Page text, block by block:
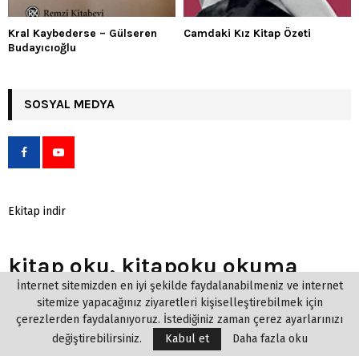
Kral Kaybederse – Gülseren
Budayıcıoğlu
Camdaki Kız Kitap Özeti
SOSYAL MEDYA
Ekitap indir
kitap oku, kitapoku okuma
kitapları, online kitap oku,
roman oku, sanal kitap oku,
hangi kitabi okumalıyım? Okuduğunuz veya okuyacağınız kitaplar
İnternet sitemizden en iyi şekilde faydalanabilmeniz ve internet
sitemize yapacağınız ziyaretleri kişiselleştirebilmek için
çerezlerden faydalanıyoruz. İstediğiniz zaman çerez ayarlarınızı
değiştirebilirsiniz.
Kabul et Daha fazla oku